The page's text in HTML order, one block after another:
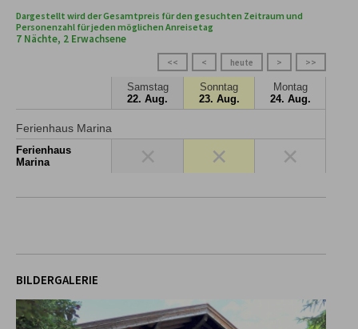
Dargestellt wird der Gesamtpreis für den gesuchten Zeitraum und
Personenzahl für jeden möglichen Anreisetag
7 Nächte, 2 Erwachsene
>>
>
heute
<
<<
Samstag
22. Aug.
Sonntag
23. Aug.
Montag
24. Aug.
Ferienhaus Marina
Ferienhaus
Marina
× ×
BILDERGALERIE